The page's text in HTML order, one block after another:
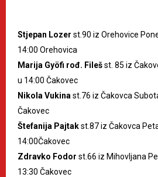
Stjepan Lozer st.90 iz Orehovice
14:00 Orehovica
Marija Gyöfi rođ. Filešst. 85 iz
u 14:00 Čakovec
Nikola Vukina st.76 iz Čakovca
Čakovec
Štefanija Pajtakst.87 iz Čakovca
14:00Čakovec
Zdravko Fodor st.66 iz Mihovljana
13:30 Čakovec